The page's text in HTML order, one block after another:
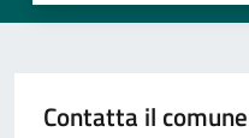
Contatta il comune